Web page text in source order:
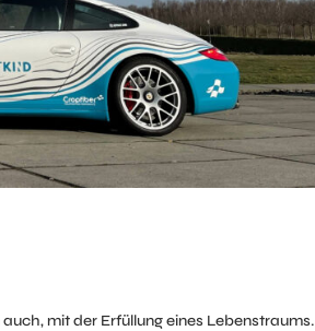
mit der Erfüllung eines Lebenstraums.